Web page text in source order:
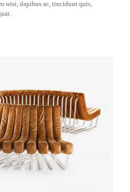
wisi, dapibus ac, tincidunt quis,